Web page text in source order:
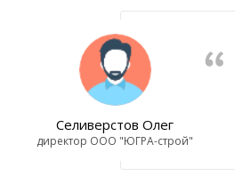
Селиверстов Олег
директор ООО "ЮГРА-строй"